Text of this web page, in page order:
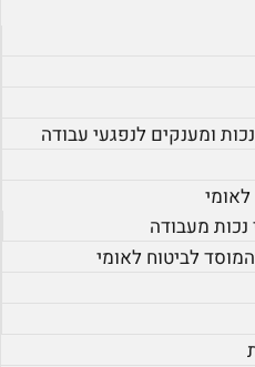
ומענקים לנפגעי עבודה
לאומי
נכות מעבודה
לביטוח לאומי